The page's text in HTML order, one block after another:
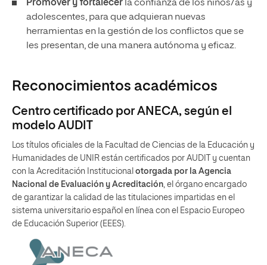
Promover y fortalecer la confianza de los niños/as y
adolescentes, para que adquieran nuevas
herramientas en la gestión de los conflictos que se
les presentan, de una manera autónoma y eficaz.
Reconocimientos académicos
Centro certificado por ANECA, según el
modelo AUDIT
Los títulos oficiales de la Facultad de Ciencias de la Educación y
Humanidades de UNIR están certificados por AUDIT y cuentan
con la Acreditación Institucional otorgada por la Agencia
Nacional de Evaluación y Acreditación, el órgano encargado
de garantizar la calidad de las titulaciones impartidas en el
sistema universitario español en línea con el Espacio Europeo
de Educación Superior (EEES).